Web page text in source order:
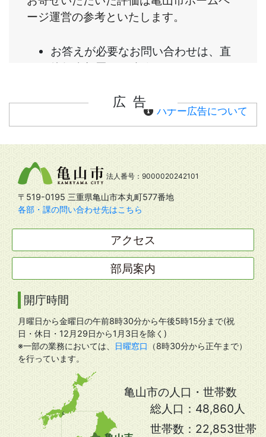
広告
バナー広告について
法人番号：9000020242101
〒519-0195 三重県亀山市本丸町577番地
各部・課の問い合わせ先はこちら
アクセス
部局案内
開庁時間
月曜日から金曜日の午前8時30分から午後5時15分まで(祝
日・休日・12月29日から1月3日を除く)
※一部の業務においては、
日曜窓口
（8時30分から正午まで）
を行っています。
亀山市の人口・世帯数
総人口： 48,860人
世帯数： 22,853世帯